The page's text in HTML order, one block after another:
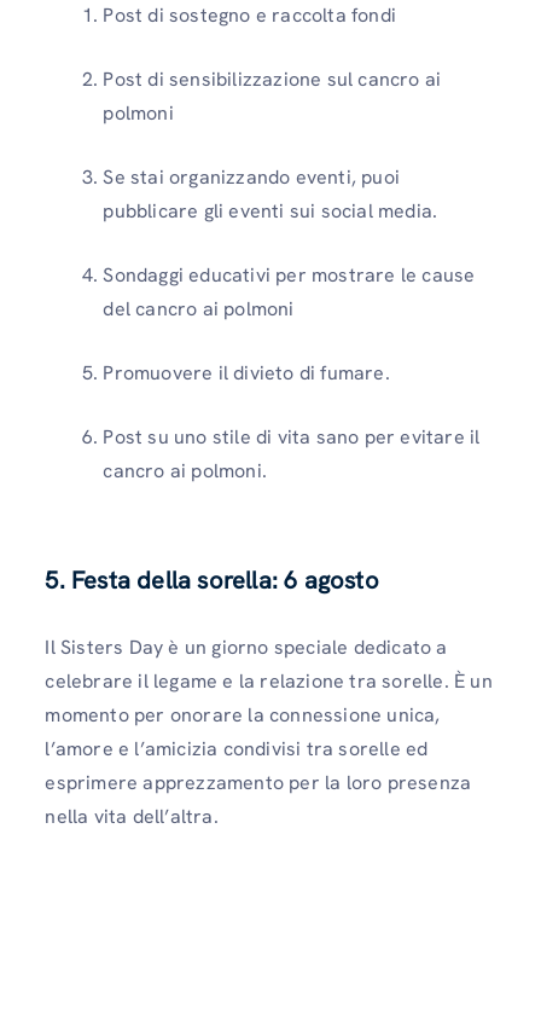
Post di sostegno e raccolta fondi
Post di sensibilizzazione sul cancro ai
polmoni
Se stai organizzando eventi, puoi
pubblicare gli eventi sui social media.
Sondaggi educativi per mostrare le cause
del cancro ai polmoni
Promuovere il divieto di fumare.
Post su uno stile di vita sano per evitare il
cancro ai polmoni.
5. Festa della sorella: 6 agosto
Il Sisters Day è un giorno speciale dedicato a
celebrare il legame e la relazione tra sorelle. È un
momento per onorare la connessione unica,
l’amore e l’amicizia condivisi tra sorelle ed
esprimere apprezzamento per la loro presenza
nella vita dell’altra.